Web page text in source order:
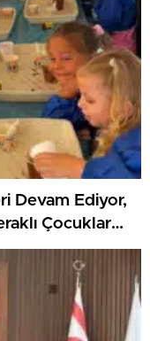
Devam Ediyor,
Çocuklar